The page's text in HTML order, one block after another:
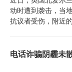
动时遭到袭击，当
抗议者受伤，附近
电话诈骗阴霾未